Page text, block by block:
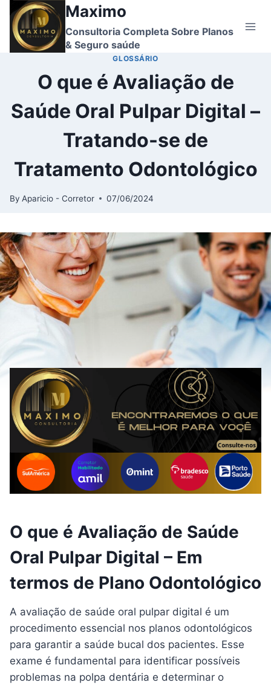
Skip
content
Maximo
Consultoria Completa Sobre Planos
& Seguro saúde
GLOSSÁRIO
O que é Avaliação de
Saúde Oral Pulpar Digital –
Tratando-se de
Tratamento Odontológico
By Aparicio - Corretor 07/06/2024
O que é Avaliação de Saúde
Oral Pulpar Digital – Em
termos de Plano Odontológico
A avaliação de saúde oral pulpar digital é um
procedimento essencial nos planos odontológicos
para garantir a saúde bucal dos pacientes. Esse
exame é fundamental para identificar possíveis
problemas na polpa dentária e determinar o